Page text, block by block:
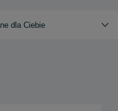
dla Ciebie